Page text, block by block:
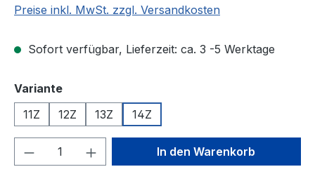
Preise inkl. MwSt. zzgl. Versandkosten
Sofort verfügbar, Lieferzeit: ca. 3 -5 Werktage
Varianteauswählen
11Z
12Z 13Z 14Z
Produkt Anzahl: Gib denIn den Warenkorb